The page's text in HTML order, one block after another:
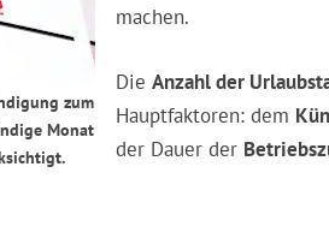
zum
Monat
machen.
Die Anzahl der
Hauptfaktoren: dem
der Dauer der